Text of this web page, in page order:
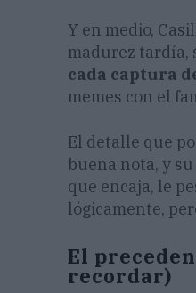
Y en medio,
madurez tardía,
cada captura
memes con el
El detalle que
buena nota, y
que encaja, le
lógicamente,
El
recordar)